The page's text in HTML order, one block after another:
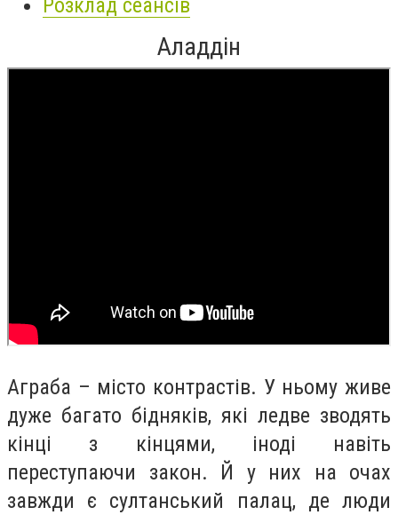
Розклад сеансів
Аладдін
Аграба – місто контрастів. У ньому живе
дуже багато бідняків, які ледве зводять
кінці з кінцями, іноді навіть
переступаючи закон. Й у них на очах
завжди є султанський палац, де люди